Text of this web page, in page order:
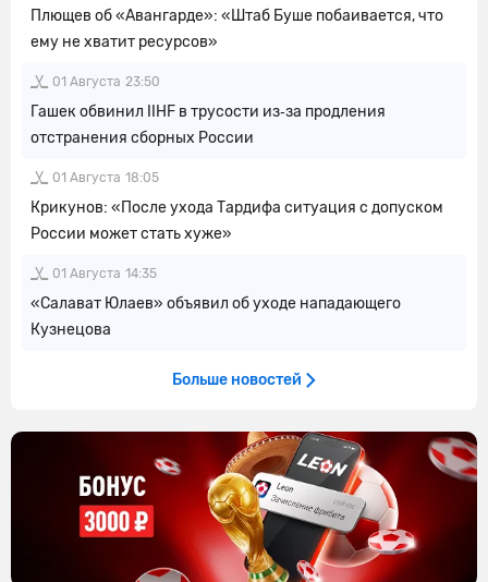
Плющев об «Авангарде»: «Штаб Буше побаивается, что
ему не хватит ресурсов»
01 Августа 23:50
Гашек обвинил IIHF в трусости из‑за продления
отстранения сборных России
01 Августа 18:05
Крикунов: «После ухода Тардифа ситуация с допуском
России может стать хуже»
01 Августа 14:35
«Салават Юлаев» объявил об уходе нападающего
Кузнецова
Больше новостей